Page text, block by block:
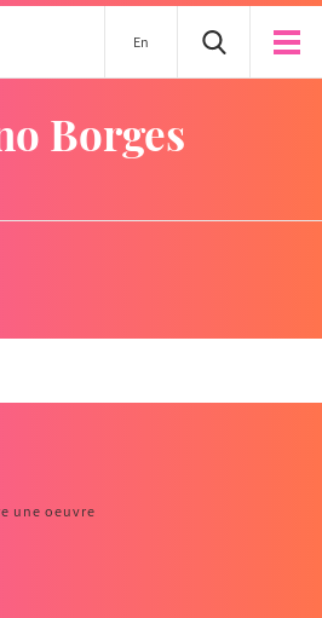
En
Borges
une oeuvre